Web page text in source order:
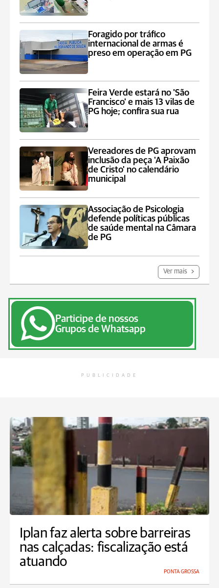
Foragido por tráfico
internacional de armas é
preso em operação em PG
Feira Verde estará no 'São
Francisco' e mais 13 vilas de
PG hoje; confira sua rua
Vereadores de PG aprovam
inclusão da peça 'A Paixão
de Cristo' no calendário
municipal
Associação de Psicologia
defende políticas públicas
de saúde mental na Câmara
de PG
Ver mais
Participe de nossos
Grupos de Whatsapp
PUBLICIDADE
Iplan faz alerta sobre barreiras
nas calçadas: fiscalização está
atuando
PONTA GROSSA